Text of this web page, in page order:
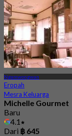
Ngamwongwan
Eropah
Mesra Keluarga
Michelle Gourmet
Baru
4.1
Dari ฿ 645